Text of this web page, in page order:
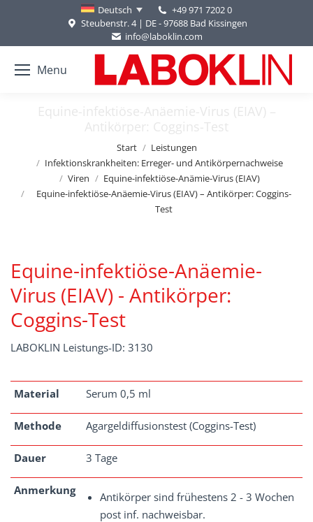
Deutsch
+49 971 7202 0
Steubenstr. 4 | DE - 97688 Bad Kissingen
info@laboklin.com
Menu
Equine-infektiöse-Anäemie-Virus (EIAV) –
Antikörper: Coggins-Test
Start
Leistungen
Infektionskrankheiten: Erreger- und Antikörpernachweise
Viren
Equine-infektiöse-Anämie-Virus (EIAV)
Equine-infektiöse-Anäemie-Virus (EIAV) – Antikörper: Coggins-
Test
Equine-infektiöse-Anäemie-
Virus (EIAV) - Antikörper:
Coggins-Test
LABOKLIN Leistungs-ID: 3130
Material Serum 0,5 ml
Methode Agargeldiffusionstest (Coggins-Test)
Dauer 3 Tage
Anmerkung
Antikörper sind frühestens 2 - 3 Wochen
post inf. nachweisbar.